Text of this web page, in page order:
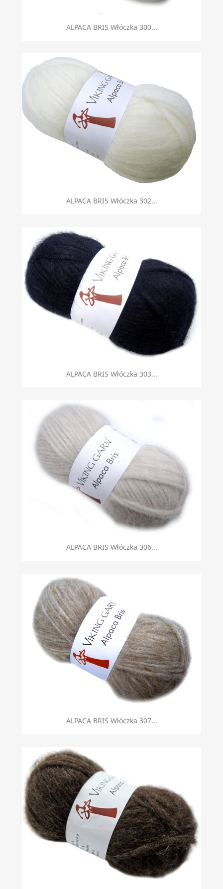
ALPACA BRIS Włóczka 300...
ALPACA BRIS Włóczka 302...
ALPACA BRIS Włóczka 303...
ALPACA BRIS Włóczka 306...
ALPACA BRIS Włóczka 307...